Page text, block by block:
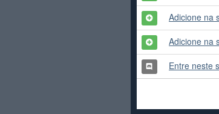
Adicione na
Adicione na
Entre neste